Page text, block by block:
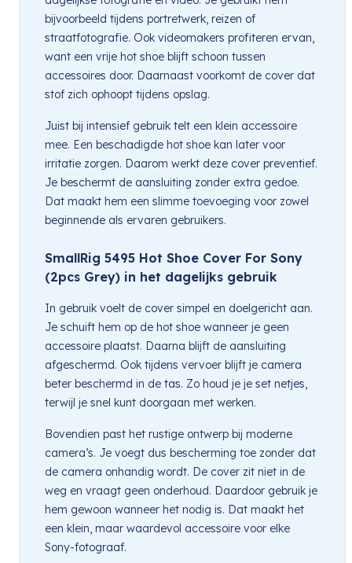
bijvoorbeeld tijdens portretwerk, reizen of
straatfotografie. Ook videomakers profiteren ervan,
want een vrije hot shoe blijft schoon tussen
accessoires door. Daarnaast voorkomt de cover dat
stof zich ophoopt tijdens opslag.
Juist bij intensief gebruik telt een klein accessoire
mee. Een beschadigde hot shoe kan later voor
irritatie zorgen. Daarom werkt deze cover preventief.
Je beschermt de aansluiting zonder extra gedoe.
Dat maakt hem een slimme toevoeging voor zowel
beginnende als ervaren gebruikers.
SmallRig 5495 Hot Shoe Cover For Sony
(2pcs Grey) in het dagelijks gebruik
In gebruik voelt de cover simpel en doelgericht aan.
Je schuift hem op de hot shoe wanneer je geen
accessoire plaatst. Daarna blijft de aansluiting
afgeschermd. Ook tijdens vervoer blijft je camera
beter beschermd in de tas. Zo houd je je set netjes,
terwijl je snel kunt doorgaan met werken.
Bovendien past het rustige ontwerp bij moderne
camera’s. Je voegt dus bescherming toe zonder dat
de camera onhandig wordt. De cover zit niet in de
weg en vraagt geen onderhoud. Daardoor gebruik je
hem gewoon wanneer het nodig is. Dat maakt het
een klein, maar waardevol accessoire voor elke
Sony-fotograaf.